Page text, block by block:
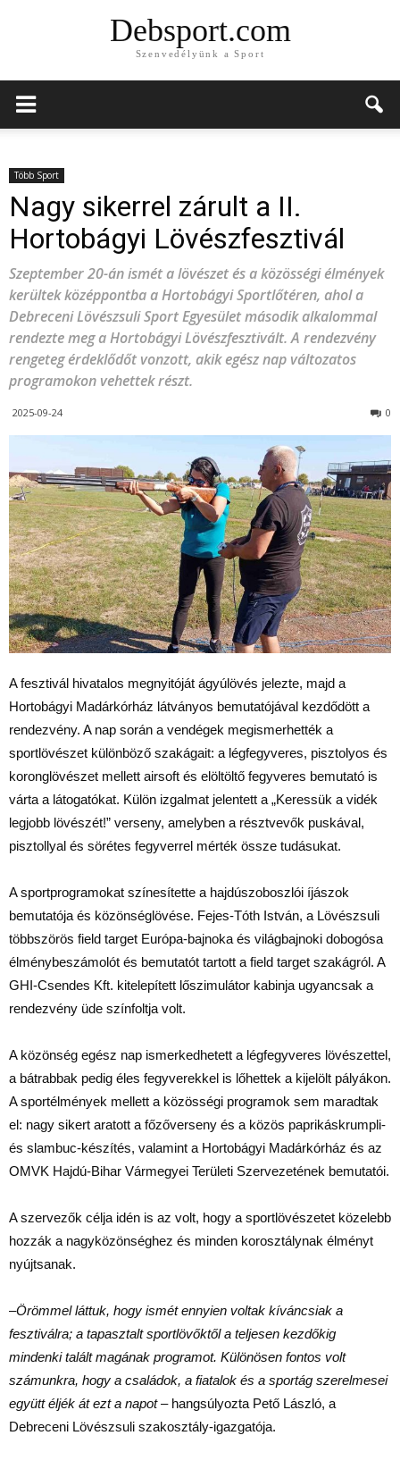
Debsport.com
Szenvedélyünk a Sport
Több Sport
Nagy sikerrel zárult a II.
Hortobágyi Lövészfesztivál
Szeptember 20-án ismét a lövészet és a közösségi élmények
kerültek középpontba a Hortobágyi Sportlőtéren, ahol a
Debreceni Lövészsuli Sport Egyesület második alkalommal
rendezte meg a Hortobágyi Lövészfesztivált. A rendezvény
rengeteg érdeklődőt vonzott, akik egész nap változatos
programokon vehettek részt.
2025-09-24 0
A fesztivál hivatalos megnyitóját ágyúlövés jelezte, majd a
Hortobágyi Madárkórház látványos bemutatójával kezdődött a
rendezvény. A nap során a vendégek megismerhették a
sportlövészet különböző szakágait: a légfegyveres, pisztolyos és
koronglövészet mellett airsoft és elöltöltő fegyveres bemutató is
várta a látogatókat. Külön izgalmat jelentett a „Keressük a vidék
legjobb lövészét!” verseny, amelyben a résztvevők puskával,
pisztollyal és sörétes fegyverrel mérték össze tudásukat.
A sportprogramokat színesítette a hajdúszoboszlói íjászok
bemutatója és közönséglövése. Fejes-Tóth István, a Lövészsuli
többszörös field target Európa-bajnoka és világbajnoki dobogósa
élménybeszámolót és bemutatót tartott a field target szakágról. A
GHI-Csendes Kft. kitelepített lőszimulátor kabinja ugyancsak a
rendezvény üde színfoltja volt.
A közönség egész nap ismerkedhetett a légfegyveres lövészettel,
a bátrabbak pedig éles fegyverekkel is lőhettek a kijelölt pályákon.
A sportélmények mellett a közösségi programok sem maradtak
el: nagy sikert aratott a főzőverseny és a közös paprikáskrumpli-
és slambuc-készítés, valamint a Hortobágyi Madárkórház és az
OMVK Hajdú-Bihar Vármegyei Területi Szervezetének bemutatói.
A szervezők célja idén is az volt, hogy a sportlövészetet közelebb
hozzák a nagyközönséghez és minden korosztálynak élményt
nyújtsanak.
–Örömmel láttuk, hogy ismét ennyien voltak kíváncsiak a
fesztiválra; a tapasztalt sportlövőktől a teljesen kezdőkig
mindenki talált magának programot. Különösen fontos volt
számunkra, hogy a családok, a fiatalok és a sportág szerelmesei
együtt éljék át ezt a napot– hangsúlyozta Pető László, a
Debreceni Lövészsuli szakosztály-igazgatója.